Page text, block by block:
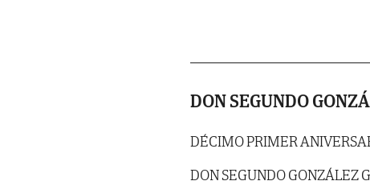
DON SEGUNDO
DÉCIMO PRIMER
DON SEGUNDO GONZÁLEZ